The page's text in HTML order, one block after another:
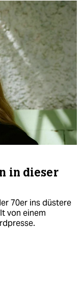
in dieser
70er ins düstere
von einem